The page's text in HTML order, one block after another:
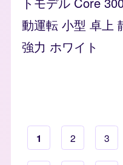
動運転 小型 卓上
強力 ホワイト
Current page
1 Page
2 Page
3